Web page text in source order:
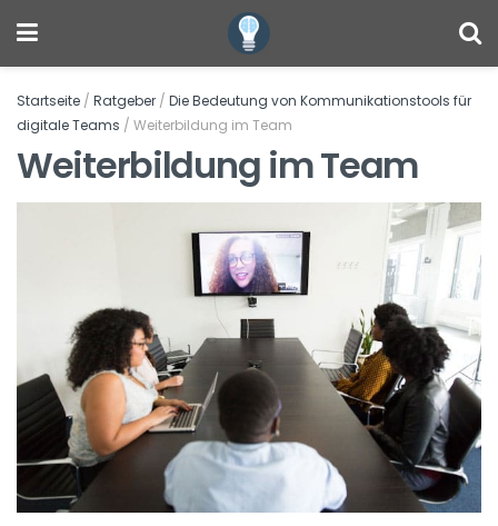
Startseite / Ratgeber / Die Bedeutung von Kommunikationstools für
digitale Teams / Weiterbildung im Team
Weiterbildung im Team